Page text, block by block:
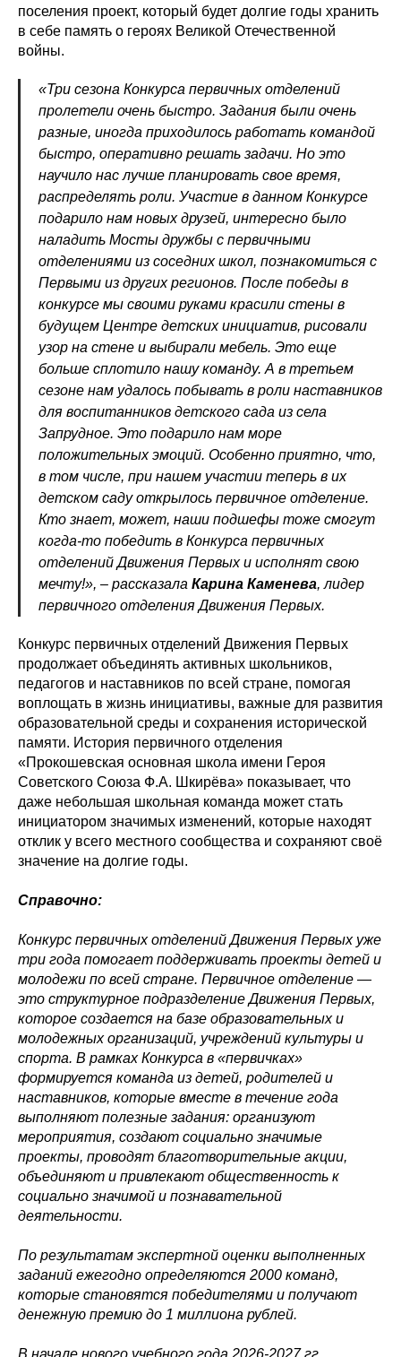
поселения проект, который будет долгие годы хранить
в себе память о героях Великой Отечественной
войны.
«Три сезона Конкурса первичных отделений
пролетели очень быстро. Задания были очень
разные, иногда приходилось работать командой
быстро, оперативно решать задачи. Но это
научило нас лучше планировать свое время,
распределять роли. Участие в данном Конкурсе
подарило нам новых друзей, интересно было
наладить Мосты дружбы с первичными
отделениями из соседних школ, познакомиться с
Первыми из других регионов. После победы в
конкурсе мы своими руками красили стены в
будущем Центре детских инициатив, рисовали
узор на стене и выбирали мебель. Это еще
больше сплотило нашу команду. А в третьем
сезоне нам удалось побывать в роли наставников
для воспитанников детского сада из села
Запрудное. Это подарило нам море
положительных эмоций. Особенно приятно, что,
в том числе, при нашем участии теперь в их
детском саду открылось первичное отделение.
Кто знает, может, наши подшефы тоже смогут
когда-то победить в Конкурса первичных
отделений Движения Первых и исполнят свою
мечту!», – рассказала Карина Каменева, лидер
первичного отделения Движения Первых.
Конкурс первичных отделений Движения Первых
продолжает объединять активных школьников,
педагогов и наставников по всей стране, помогая
воплощать в жизнь инициативы, важные для развития
образовательной среды и сохранения исторической
памяти. История первичного отделения
«Прокошевская основная школа имени Героя
Советского Союза Ф.А. Шкирёва» показывает, что
даже небольшая школьная команда может стать
инициатором значимых изменений, которые находят
отклик у всего местного сообщества и сохраняют своё
значение на долгие годы.
Справочно:
Конкурс первичных отделений Движения Первых уже
три года помогает поддерживать проекты детей и
молодежи по всей стране. Первичное отделение —
это структурное подразделение Движения Первых,
которое создается на базе образовательных и
молодежных организаций, учреждений культуры и
спорта. В рамках Конкурса в «первичках»
формируется команда из детей, родителей и
наставников, которые вместе в течение года
выполняют полезные задания: организуют
мероприятия, создают социально значимые
проекты, проводят благотворительные акции,
объединяют и привлекают общественность к
социально значимой и познавательной
деятельности.
По результатам экспертной оценки выполненных
заданий ежегодно определяются 2000 команд,
которые становятся победителями и получают
денежную премию до 1 миллиона рублей.
В начале нового учебного года 2026-2027 гг.